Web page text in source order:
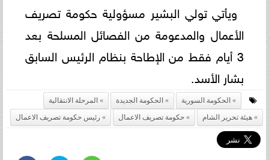
ويأتي تولي البشير مسؤولية حكومة تصريف
الأعمال والمدعومة من الفصائل المسلحة بعد
3 أيام فقط من الإطاحة بنظام الرئيس السابق
بشار الأسد.
الحكومة السورية الحكومة الجديدة
المرحلة الانتقالية
هيئة تحرير الشام
حكومة تصريف الاعمال رئيس حكومة تصريف الاعمال